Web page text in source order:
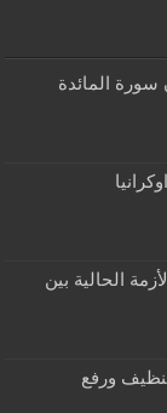
سورة المائدة
الحالية بين
ورفع